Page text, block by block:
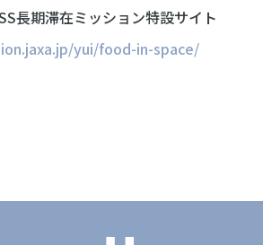
長期滞在ミッション特設サイト
yui/food-in-space/